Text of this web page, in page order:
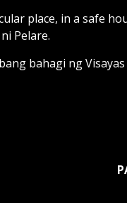
place, in a safe
Pelare.
bahagi ng